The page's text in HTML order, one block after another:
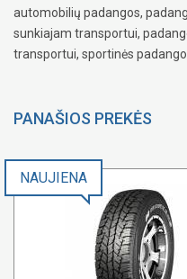
automobilių padangos,
sunkiajam transportui,
transportui, sportinės
PANAŠIOS PREKĖS
NAUJIENA